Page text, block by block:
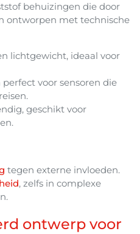
behuizingen die door
ontworpen met technische
lichtgewicht, ideaal voor
voor sensoren die
geschikt voor
tegen externe invloeden.
, zelfs in complexe
ontwerp voor